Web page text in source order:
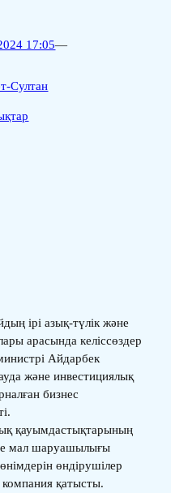
17:05—
Султан
ірі азық-түлік және
арасында келіссөздер
Айдарбек
және инвестициялық
бизнес
қауымдастықтарының
мал шаруашылығы
өндірушілер
қатысты.